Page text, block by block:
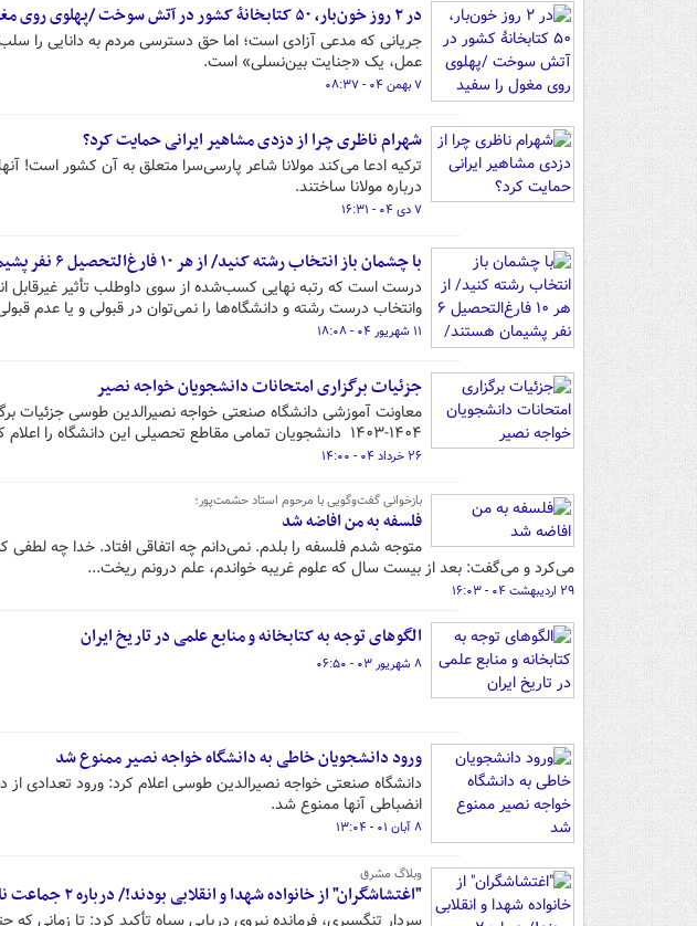
در ۲ روز خون‌بار، ۵۰ کتابخانۀ کشور در آتش سوخت /پهلوی روی مغول را سفید کرد
جریانی که مدعی آزادی است؛ اما حق دسترسی مردم به دانایی را
عمل، یک «جنایت بین‌نسلی» است.
۷ بهمن ۰۴ - ۰۸:۳۷
شهرام ناظری چرا از دزدی مشاهیر ایرانی حمایت کرد؟
ترکیه ادعا می‌کند مولانا شاعر پارسی‌سرا متعلق به آن کشور است!
درباره مولانا ساختند.
۷ دی ۰۴ - ۱۶:۳۱
با چشمان باز انتخاب رشته کنید/ از هر ۱۰ فارغ‌التحصیل ۶ نفر پشیمان هستند/ رشته‌های پولساز کدامند؟
درست است که رتبه نهایی کسب‌شده از سوی داوطلب تأثیر غیرقابل
وانتخاب درست رشته‌ و دانشگاه‌ها را نمی‌توان در قبولی و یا عدم
۱۱ شهریور ۰۴ - ۱۸:۰۸
جزئیات برگزاری امتحانات دانشجویان خواجه نصیر
معاونت آموزشی دانشگاه صنعتی خواجه نصیرالدین طوسی جزئیات
۱۴۰۴-۱۴۰۳ دانشجویان تمامی مقاطع تحصیلی این دانشگاه را اعلام کرد.
۲۶ خرداد ۰۴ - ۱۴:۰۰
بازخوانی گفت‌وگویی با مرحوم استاد حشمت‌پور؛
فلسفه به من افاضه شد
متوجه شدم فلسفه را بلدم. نمی‌دانم چه اتفاقی افتاد. خدا چه لطفی
می‌کرد و می‌گفت: بعد از بیست سال که علوم غریبه خواندم، علم درونم ریخت...
۲۹ اردیبهشت ۰۴ - ۱۶:۰۳
الگوهای توجه به کتابخانه و منابع علمی در تاریخ ایران
۸ شهریور ۰۳ - ۰۶:۵۰
ورود دانشجویان خاطی به دانشگاه خواجه نصیر ممنوع شد
دانشگاه صنعتی خواجه نصیرالدین طوسی اعلام کرد: ورود تعدادی از
انضباطی آنها ممنوع شد.
۸ آبان ۰۱ - ۱۳:۰۴
وبلاگ مشرق
"اغتشاشگران" از خانواده شهدا و انقلابی بودند!/ درباره ۲ جماعت نامعتقد به حجاب
سردار تنگسیری، فرمانده نیروی دریایی سپاه تأکید کرد: تا زمانی